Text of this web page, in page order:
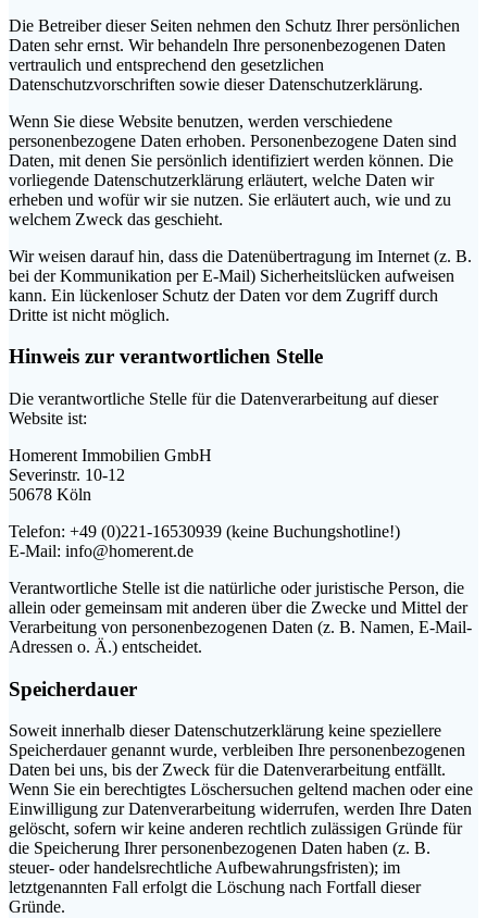
Die Betreiber dieser Seiten nehmen den Schutz Ihrer persönlichen
Daten sehr ernst. Wir behandeln Ihre personenbezogenen Daten
vertraulich und entsprechend den gesetzlichen
Datenschutzvorschriften sowie dieser Datenschutzerklärung.
Wenn Sie diese Website benutzen, werden verschiedene
personenbezogene Daten erhoben. Personenbezogene Daten sind
Daten, mit denen Sie persönlich identifiziert werden können. Die
vorliegende Datenschutzerklärung erläutert, welche Daten wir
erheben und wofür wir sie nutzen. Sie erläutert auch, wie und zu
welchem Zweck das geschieht.
Wir weisen darauf hin, dass die Datenübertragung im Internet (z. B.
bei der Kommunikation per E-Mail) Sicherheitslücken aufweisen
kann. Ein lückenloser Schutz der Daten vor dem Zugriff durch
Dritte ist nicht möglich.
Hinweis zur verantwortlichen Stelle
Die verantwortliche Stelle für die Datenverarbeitung auf dieser
Website ist:
Homerent Immobilien GmbH
Severinstr. 10-12
50678 Köln
Telefon: +49 (0)221-16530939 (keine Buchungshotline!)
E-Mail: info@homerent.de
Verantwortliche Stelle ist die natürliche oder juristische Person, die
allein oder gemeinsam mit anderen über die Zwecke und Mittel der
Verarbeitung von personenbezogenen Daten (z. B. Namen, E-Mail-
Adressen o. Ä.) entscheidet.
Speicherdauer
Soweit innerhalb dieser Datenschutzerklärung keine speziellere
Speicherdauer genannt wurde, verbleiben Ihre personenbezogenen
Daten bei uns, bis der Zweck für die Datenverarbeitung entfällt.
Wenn Sie ein berechtigtes Löschersuchen geltend machen oder eine
Einwilligung zur Datenverarbeitung widerrufen, werden Ihre Daten
gelöscht, sofern wir keine anderen rechtlich zulässigen Gründe für
die Speicherung Ihrer personenbezogenen Daten haben (z. B.
steuer- oder handelsrechtliche Aufbewahrungsfristen); im
letztgenannten Fall erfolgt die Löschung nach Fortfall dieser
Gründe.